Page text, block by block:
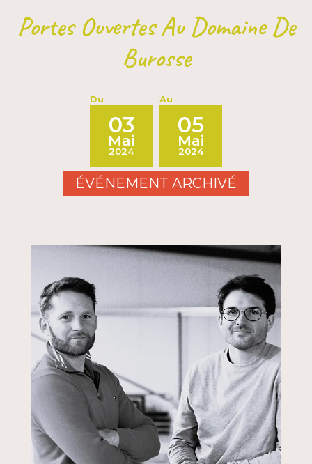
Portes Ouvertes Au Domaine De
Burosse
Du
03
Mai
2024
Au
05
Mai
2024
ÉVÉNEMENT ARCHIVÉ